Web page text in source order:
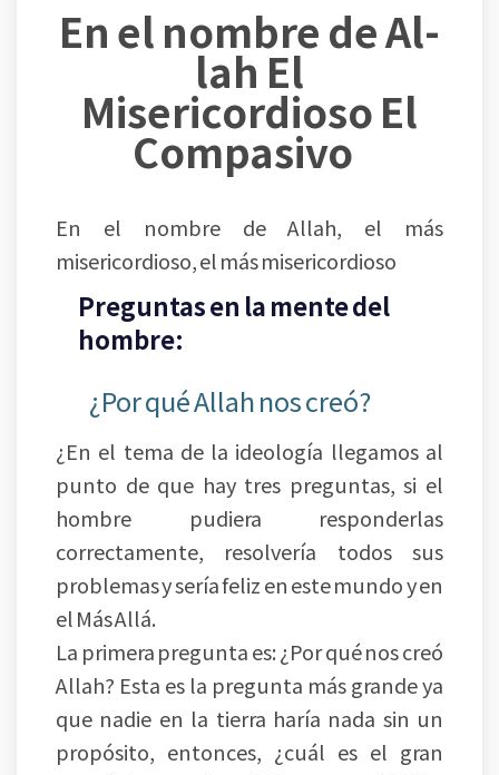
En el nombre de Al-
lah El
Misericordioso El
Compasivo
En el nombre de Allah, el más
misericordioso, el más misericordioso
Preguntas en la mente del
hombre:
¿Por qué Allah nos creó?
¿En el tema de la ideología llegamos al
punto de que hay tres preguntas, si el
hombre pudiera responderlas
correctamente, resolvería todos sus
problemas y sería feliz en este mundo y en
el Más Allá.
La primera pregunta es: ¿Por qué nos creó
Allah? Esta es la pregunta más grande ya
que nadie en la tierra haría nada sin un
propósito, entonces, ¿cuál es el gran